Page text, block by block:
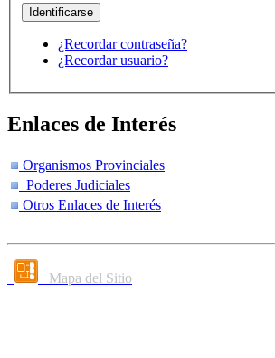
¿Recordar contraseña?
¿Recordar usuario?
Enlaces de Interés
Organismos Provinciales
Poderes Judiciales
Otros Enlaces de Interés
Mapa del Sitio